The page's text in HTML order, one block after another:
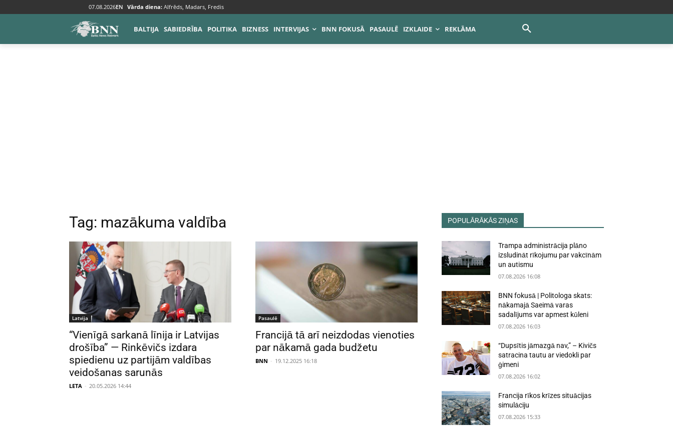
07.08.2026EN Vārda diena: Alfrēds, Madars, Fredis
BALTIJA SABIEDRĪBA POLITIKA BIZNESS INTERVIJAS BNN FOKUSĀ PASAULĒ IZKLAIDE REKLĀMA
Tags Mazākuma valdība
Tag: mazākuma valdība
Latvija
“Vienīgā sarkanā līnija ir Latvijas
drošība” — Rinkēvičs izdara
spiedienu uz partijām valdības
veidošanas sarunās
LETA - 20.05.2026 14:44
Pasaulē
Francijā tā arī neizdodas vienoties
par nākamā gada budžetu
BNN - 19.12.2025 16:18
POPULĀRĀKĀS ZIŅAS
Trampa administrācija plāno
izsludināt rīkojumu par vakcīnām
un autismu
07.08.2026 16:08
BNN fokusā | Politologa skats:
nākamajā Saeimā varas
sadalījums var apmest kūleni
07.08.2026 16:03
“Dupsītis jāmazgā nav,” – Kivičs
satracina tautu ar viedokli par
ģimeni
07.08.2026 16:02
Francija rīkos krīzes situācijas
simulāciju
07.08.2026 15:33